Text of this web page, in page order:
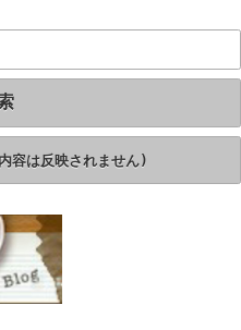
容は反映されません)